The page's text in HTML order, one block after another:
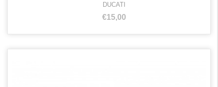
DUCATI
€15,00